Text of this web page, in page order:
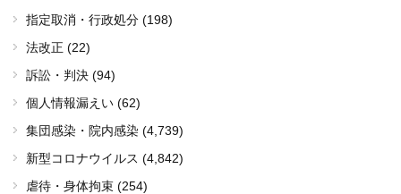
指定取消・行政処分 (198)
法改正 (22)
訴訟・判決 (94)
個人情報漏えい (62)
集団感染・院内感染 (4,739)
新型コロナウイルス (4,842)
虐待・身体拘束 (254)